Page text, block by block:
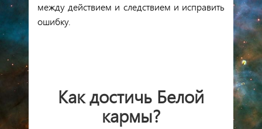
между действием и следствием и исправить
ошибку.
Как достичь Белой
кармы?